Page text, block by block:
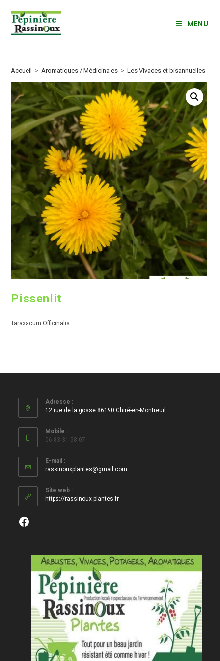
content
MENU
Accueil > Aromatiques / Médicinales > Les Vivaces et bisannuelles >
Pissenlit
Taraxacum Officinalis
Adresse :
12 rue de la gosse 86190 Chiré-en-Montreuil
Mobile :
06 83 31 58 07
E-mail :
rassinouxplantes@gmail.com
Site web :
https://rassinoux-plantes.fr
Facebook